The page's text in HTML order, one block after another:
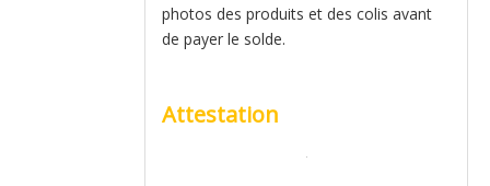
photos des produits et des colis avant
de payer le solde.
Attestation